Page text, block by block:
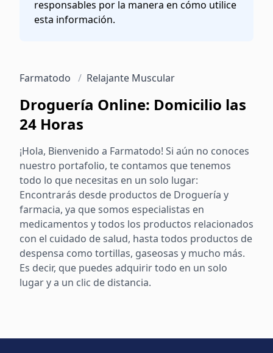
responsables por la manera en cómo utilice
esta información.
Farmatodo / Relajante Muscular
Droguería Online: Domicilio las
24 Horas
¡Hola, Bienvenido a Farmatodo! Si aún no conoces
nuestro portafolio, te contamos que tenemos
todo lo que necesitas en un solo lugar:
Encontrarás desde productos de Droguería y
farmacia, ya que somos especialistas en
medicamentos y todos los productos relacionados
con el cuidado de salud, hasta todos productos de
despensa como tortillas, gaseosas y mucho más.
Es decir, que puedes adquirir todo en un solo
lugar y a un clic de distancia.